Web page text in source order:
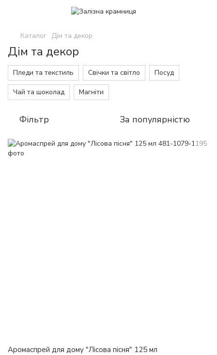
Каталог Дім та декор
Дім та декор
Пледи та текстиль Свічки та світло Посуд
Чай та шоколад Магніти
Фільтр За популярністю
Аромаспрей для дому "Лісова пісня" 125 мл